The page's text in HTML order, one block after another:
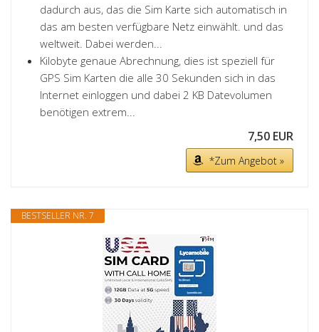
dadurch aus, das die Sim Karte sich automatisch in
das am besten verfügbare Netz einwählt. und das
weltweit. Dabei werden...
Kilobyte genaue Abrechnung, dies ist speziell für
GPS Sim Karten die alle 30 Sekunden sich in das
Internet einloggen und dabei 2 KB Datevolumen
benötigen extrem...
7,50 EUR
*Zum Angebot »
BESTSELLER NR. 7